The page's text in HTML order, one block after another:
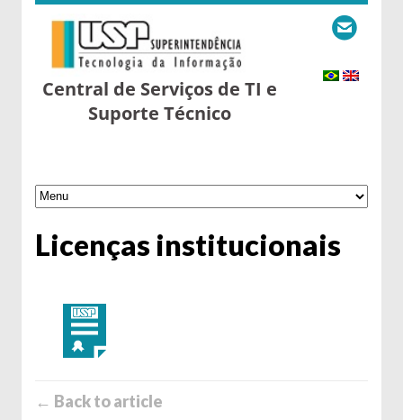
Central de Serviços de TI e
Suporte Técnico
Licenças institucionais
← Back to article